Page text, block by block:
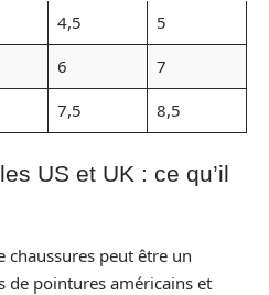
4,5
5
6
7
7,5 8,5
US et UK : ce qu’il
chaussures peut être un
de pointures américains et